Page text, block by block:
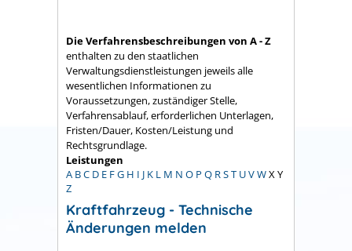
Die Verfahrensbeschreibungen von A - Z
enthalten zu den staatlichen
Verwaltungsdienstleistungen jeweils alle
wesentlichen Informationen zu
Voraussetzungen, zuständiger Stelle,
Verfahrensablauf, erforderlichen Unterlagen,
Fristen/Dauer, Kosten/Leistung und
Rechtsgrundlage.
Leistungen
A BC D E FG H I J K L M N O P Q RST UVWX Y
Z
Kraftfahrzeug - Technische
Änderungen melden